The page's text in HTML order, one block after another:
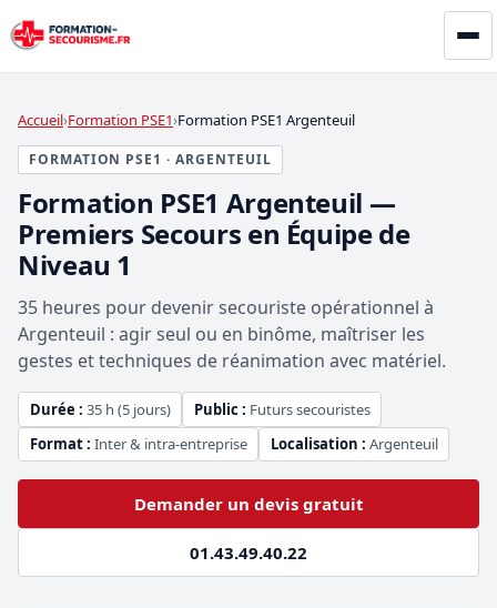
Accueil Formation PSE1 Formation PSE1 Argenteuil
FORMATION PSE1 · ARGENTEUIL
Formation PSE1 Argenteuil —
Premiers Secours en Équipe de
Niveau 1
35 heures pour devenir secouriste opérationnel à
Argenteuil : agir seul ou en binôme, maîtriser les
gestes et techniques de réanimation avec matériel.
Durée : 35 h (5 jours) Public : Futurs secouristes
Format : Inter & intra-entreprise Localisation : Argenteuil
Demander un devis gratuit
01.43.49.40.22